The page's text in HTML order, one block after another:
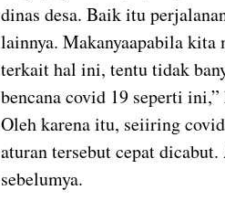
dinas desa. Baik itu
lainnya. Makanyaapabila
terkait hal ini, tentu tidak
bencana covid 19 seperti ini,”
Oleh karena itu, seiiring
aturan tersebut cepat
sebelumya.